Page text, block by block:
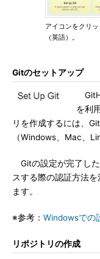
アイコンをクリ
（英語）。
Gitのセットアップ
を利
リを作成するには、
（Windows、Mac、
Gitの設定が完了し
スする際の認証方法
ます。
※参考： Windowsでの
リポジトリの作成